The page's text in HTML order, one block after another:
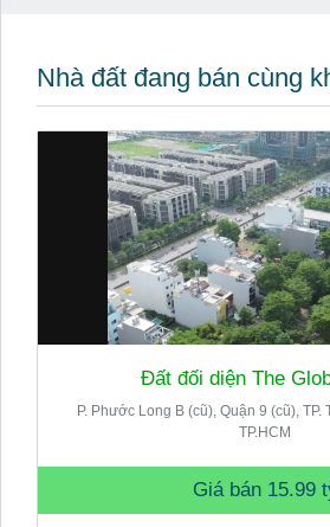
Nhà đất đang bán cùng
Đất đối diện The
P. Phước Long B (cũ), Quận 9 (cũ),
TP.HCM
Giá bán 15.99